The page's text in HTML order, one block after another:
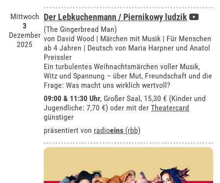
Mittwoch
3
Dezember
2025
Der Lebkuchenmann / Piernikowy ludzik
(The Gingerbread Man)
von David Wood | Märchen mit Musik | Für Menschen
ab 4 Jahren | Deutsch von Maria Harpner und Anatol
Preissler
Ein turbulentes Weihnachtsmärchen voller Musik,
Witz und Spannung – über Mut, Freundschaft und die
Frage: Was macht uns wirklich wertvoll?
09:00 & 11:30 Uhr, Großer Saal, 15,30 € (Kinder und
Jugendliche: 7,70 €) oder mit derTheatercard
günstiger
präsentiert von radioeins (rbb)